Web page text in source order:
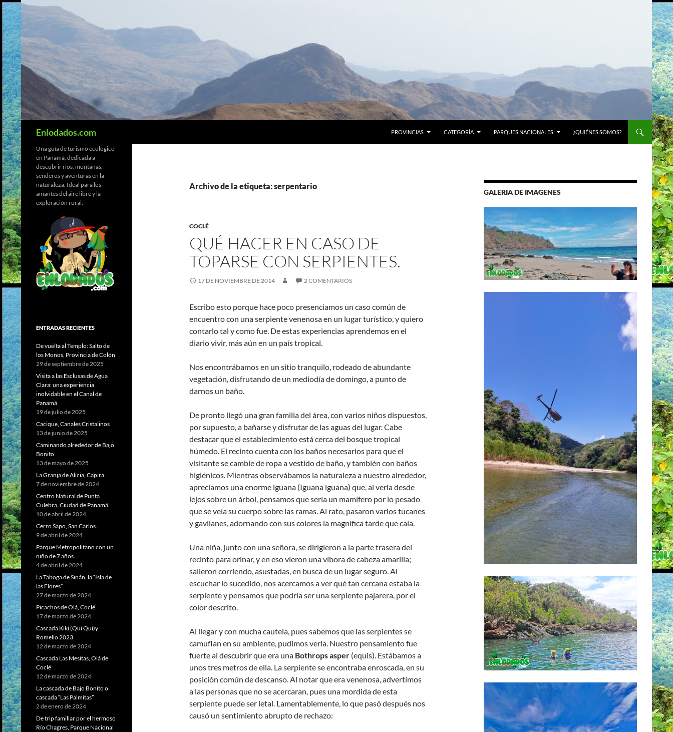
Saltar
al
contenido
Enlodados.com PROVINCIAS CATEGORÍA PARQUES NACIONALES ¿QUIÉNES SOMOS?
Archivo de la etiqueta: serpentario
COCLÉ
QUÉ HACER EN CASO DE
TOPARSE CON SERPIENTES.
17 DE NOVIEMBRE DE 2014 2 COMENTARIOS
Escribo esto porque hace poco presenciamos un caso común de
encuentro con una serpiente venenosa en un lugar turístico, y quiero
contarlo tal y como fue. De estas experiencias aprendemos en el
diario vivir, más aún en un país tropical.
Nos encontrábamos en un sitio tranquilo, rodeado de abundante
vegetación, disfrutando de un mediodía de domingo, a punto de
darnos un baño.
De pronto llegó una gran familia del área, con varios niños dispuestos,
por supuesto, a bañarse y disfrutar de las aguas del lugar. Cabe
destacar que el establecimiento está cerca del bosque tropical
húmedo. El recinto cuenta con los baños necesarios para que el
visitante se cambie de ropa a vestido de baño, y también con baños
higiénicos. Mientras observábamos la naturaleza a nuestro alrededor,
apreciamos una enorme iguana (Iguana iguana) que, al verla desde
lejos sobre un árbol, pensamos que sería un mamífero por lo pesado
que se veía su cuerpo sobre las ramas. Al rato, pasaron varios tucanes
y gavilanes, adornando con sus colores la magnífica tarde que caía.
Una niña, junto con una señora, se dirigieron a la parte trasera del
recinto para orinar, y en eso vieron una víbora de cabeza amarilla;
salieron corriendo, asustadas, en busca de un lugar seguro. Al
escuchar lo sucedido, nos acercamos a ver qué tan cercana estaba la
serpiente y pensamos que podría ser una serpiente pajarera, por el
color descrito.
Al llegar y con mucha cautela, pues sabemos que las serpientes se
camuflan en su ambiente, pudimos verla. Nuestro pensamiento fue
fuerte al descubrir que era una Bothrops asper (equis). Estábamos a
unos tres metros de ella. La serpiente se encontraba enroscada, en su
posición común de descanso. Al notar que era venenosa, advertimos
a las personas que no se acercaran, pues una mordida de esta
serpiente puede ser letal. Lamentablemente, lo que pasó después nos
causó un sentimiento abrupto de rechazo:
GALERIA DE IMAGENES
Una guía de turismo ecológico
en Panamá, dedicada a
descubrir ríos, montañas,
senderos y aventuras en la
naturaleza. Ideal para los
amantes del aire libre y la
exploración rural.
ENTRADAS RECIENTES
De vuelta al Templo: Salto de
los Monos, Provincia de Colón
29 de septiembre de 2025
Visita a las Esclusas de Agua
Clara: una experiencia
inolvidable en el Canal de
Panamá
19 de julio de 2025
Cacique, Canales Cristalinos
13 de junio de 2025
Caminando alrededor de Bajo
Bonito
13 de mayo de 2025
La Granja de Alicia, Capira.
7 de noviembre de 2024
Centro Natural de Punta
Culebra, Ciudad de Panamá.
10 de abril de 2024
Cerro Sapo, San Carlos.
9 de abril de 2024
Parque Metropolitano con un
niño de 7 años.
4 de abril de 2024
La Taboga de Sinán, la “Isla de
las Flores”.
27 de marzo de 2024
Picachos de Olá, Coclé.
17 de marzo de 2024
Cascada Kiki (Qui Qui)y
Romelio 2023
12 de marzo de 2024
Cascada Las Mesitas, Olá de
Coclé
12 de marzo de 2024
La cascada de Bajo Bonito o
cascada “Las Palmitas”
2 de enero de 2024
De trip familiar por el hermoso
Río Chagres, Parque Nacional